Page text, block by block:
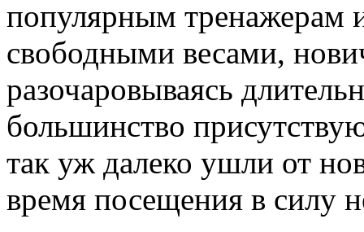
популярным тренажерам
свободными весами,
разочаровываясь
большинство
так уж далеко ушли от
время посещения в силу